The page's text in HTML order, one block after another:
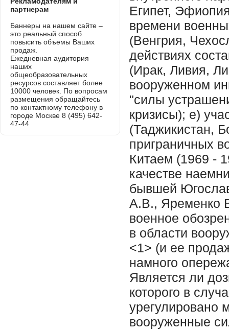
Египет,
времени
(Венгрия,
действиях
(Ирак, Ливия,
вооруженном
"силы
кризисы); е)
(Таджикистан,
приграничных
Китаем (1969 -
качестве
бывшей
А.В., Яременко
военное
в области
<1> (и ее
намного
Является ли
которого в
вооруженные
партнерам
Баннеры на нашем сайте –
это реальный способ
повысить объемы Ваших
продаж.
Ежедневная аудитория
наших
общеобразовательных
ресурсов составляет более
10000 человек. По вопросам
размещения обращайтесь
по контактному телефону в
городе Москве 8 (495) 642-
47-44